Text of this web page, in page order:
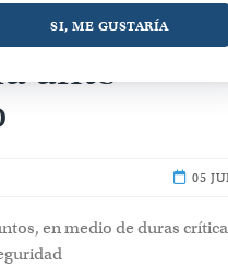
llega al
ante
05
en medio de duras
SI, ME GUSTARÍA